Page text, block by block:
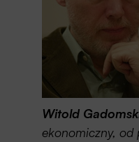
Witold
ekonomiczny, od